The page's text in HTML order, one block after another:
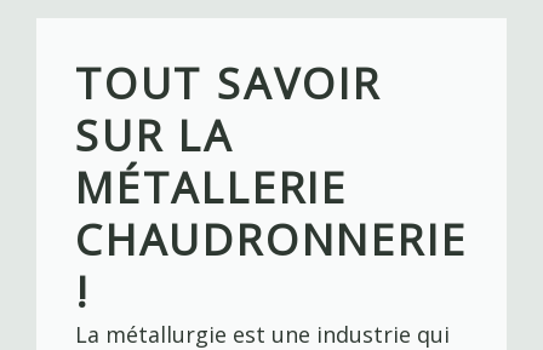
TOUT SAVOIR
SUR LA
MÉTALLERIE
CHAUDRONNERIE
!
La métallurgie est une industrie qui